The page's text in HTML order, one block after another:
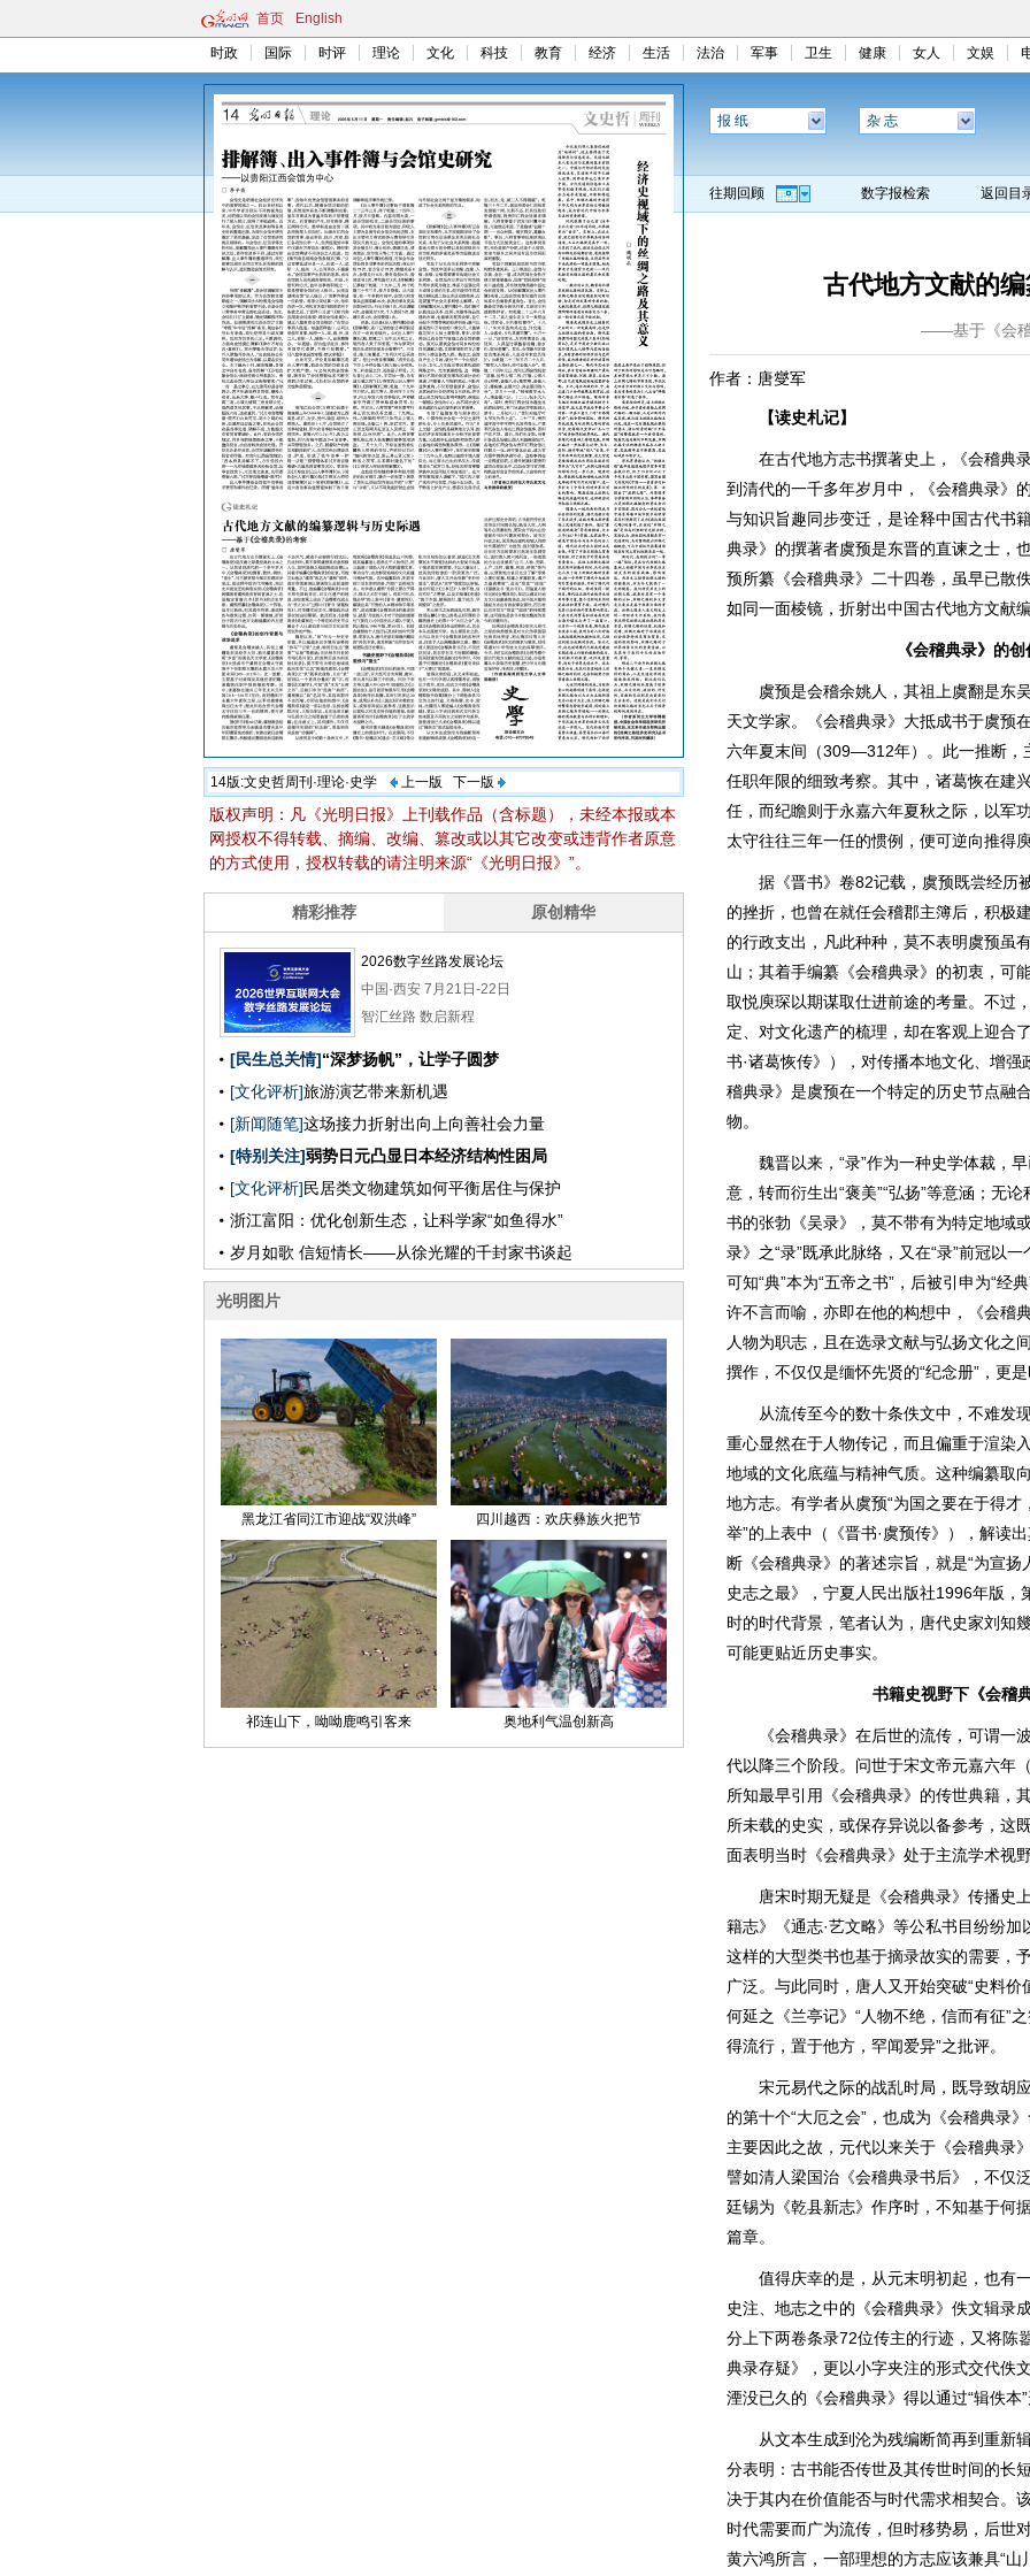
首页 English
时政 国际 时评 理论 文化 科技 教育 经济 生活 法治 军事 卫生 健康 女人 文娱
14版:文史哲周刊·理论·史学 上一版 下一版
版权声明：凡《光明日报》上刊载作品（含标题），未经本报或本
网授权不得转载、摘编、改编、篡改或以其它改变或违背作者原意
的方式使用，授权转载的请注明来源“《光明日报》”。
报 纸 杂 志
往期回顾 数字报检索 返回目
古代地方文献的
——基于《会
作者：唐燮军
【读史札记】
在古代地方志书撰著史上，《会稽典
到清代的一千多年岁月中，《会稽典录》
与知识旨趣同步变迁，是诠释中国古代书
典录》的撰著者虞预是东晋的直谏之士，
预所纂《会稽典录》二十四卷，虽早已散
如同一面棱镜，折射出中国古代地方文献
《会稽典录》的
虞预是会稽余姚人，其祖上虞翻是东吴
天文学家。《会稽典录》大抵成书于虞预
六年夏末间（309—312年）。此一推断，
任职年限的细致考察。其中，诸葛恢在
任，而纪瞻则于永嘉六年夏秋之际，以军
太守往往三年一任的惯例，便可逆向推得
据《晋书》卷82记载，虞预既尝经历
的挫折，也曾在就任会稽郡主簿后，积极
的行政支出，凡此种种，莫不表明虞预虽
山；其着手编纂《会稽典录》的初衷，可
取悦庾琛以期谋取仕进前途的考量。不过
定、对文化遗产的梳理，却在客观上迎合
书·诸葛恢传》），对传播本地文化、增
稽典录》是虞预在一个特定的历史节点融
物。
魏晋以来，“录”作为一种史学体裁，早
意，转而衍生出“褒美”“弘扬”等意涵；无
书的张勃《吴录》，莫不带有为特定地域
录》之“录”既承此脉络，又在“录”前冠以
可知“典”本为“五帝之书”，后被引申为“经
许不言而喻，亦即在他的构想中，《会稽
人物为职志，且在选录文献与弘扬文化之
撰作，不仅仅是缅怀先贤的“纪念册”，更
从流传至今的数十条佚文中，不难发
重心显然在于人物传记，而且偏重于渲染
地域的文化底蕴与精神气质。这种编纂取
地方志。有学者从虞预“为国之要在于得
举”的上表中（《晋书·虞预传》），解读
断《会稽典录》的著述宗旨，就是“为宣
史志之最》，宁夏人民出版社1996年版
时的时代背景，笔者认为，唐代史家刘知
可能更贴近历史事实。
书籍史视野下《会稽
《会稽典录》在后世的流传，可谓一
代以降三个阶段。问世于宋文帝元嘉六年
所知最早引用《会稽典录》的传世典籍，
所未载的史实，或保存异说以备参考，这
面表明当时《会稽典录》处于主流学术视
唐宋时期无疑是《会稽典录》传播史上
籍志》《通志·艺文略》等公私书目纷纷
这样的大型类书也基于摘录故实的需要，
广泛。与此同时，唐人又开始突破“史料价
何延之《兰亭记》“人物不绝，信而有征”
得流行，置于他方，罕闻爱异”之批评。
宋元易代之际的战乱时局，既导致胡
的第十个“大厄之会”，也成为《会稽典录
主要因此之故，元代以来关于《会稽典录
譬如清人梁国治《会稽典录书后》，不仅
廷锡为《乾县新志》作序时，不知基于何
篇章。
值得庆幸的是，从元末明初起，也有
史注、地志之中的《会稽典录》佚文辑录
分上下两卷条录72位传主的行迹，又将陈
典录存疑》，更以小字夹注的形式交代佚
湮没已久的《会稽典录》得以通过“辑佚本
从文本生成到沦为残编断简再到重新
分表明：古书能否传世及其传世时间的长
决于其内在价值能否与时代需求相契合。
时代需要而广为流传，但时移势易，后世
黄六鸿所言，一部理想的方志应该兼具“